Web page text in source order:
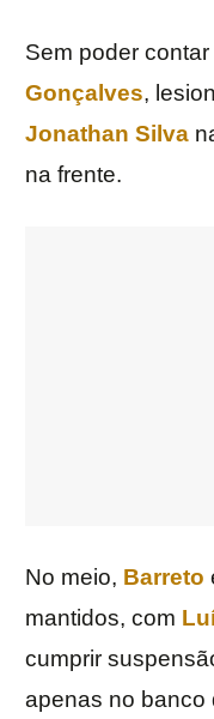
Sem poder contar
Gonçalves,
Jonathan Silva
na frente.
No meio, Barreto
mantidos, com
cumprir
apenas no banco